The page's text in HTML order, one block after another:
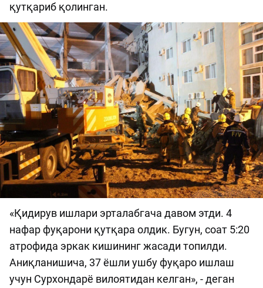
қутқариб қолинган.
«Қидирув ишлари эрталабгача давом этди. 4
нафар фуқарони қутқара олдик. Бугун, соат 5:20
атрофида эркак кишининг жасади топилди.
Аниқланишича, 37 ёшли ушбу фуқаро ишлаш
учун Сурхондарё вилоятидан келган», - деган